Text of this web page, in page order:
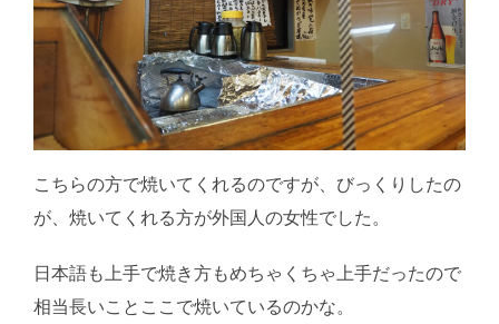
こちらの方で焼いてくれるのですが、びっくりしたの
が、焼いてくれる方が外国人の女性でした。
日本語も上手で焼き方もめちゃくちゃ上手だったので
相当長いことここで焼いているのかな。